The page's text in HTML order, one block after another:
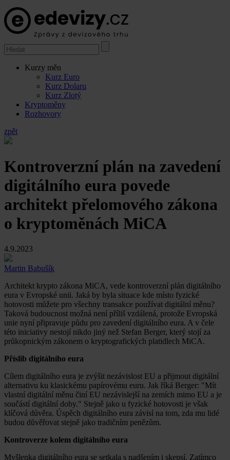
Kurzy měn
Kurz Euro
Kurz Dolaru
Kurz Zlotý
Kryptoměny
Rozhovory
zpět
Kontroverzní plán na zavedení
digitálního eura povede
architekt přelomového zákona
o kryptoměnách MiCA
4.9.2023
Martin Babušík
Architekt krypto zákona MiCA, vede kontroverzní plán digitálního
eura v Evropské unii. Jaká by byla situace kde místo fyzické
hotovosti můžete pro všechny transakce používat digitální měnu?
Taková budoucnost možná není příliš vzdálená, protože Evropská
unie nyní připravuje půdu pro zavedení digitálního eura. A v čele
této iniciativy nestojí nikdo jiný než Stefan Berger, který stojí za
průkopnickým zákonem o kryptografických platidlech MiCA.
Příslib digitálního eura
Cílem digitálního eura je zvýšit nezávislost EU a přijmout digitální
alternativu ku klasickému papírovému euru. Jak říká Berger: "Mít
vlastní digitální měnu činí EU nezávislejší na zemích mimo EU a je
součástí digitální doby." Stejně jako u fyzické hotovosti je však
klíčová důvěra. Úspěch digitálního eura závisí na tom, zda mu lidé
budou důvěřovat stejně jako tradičním penězům.
Kontroverze kolem digitálního eura
Myšlenka digitálního eura se setkala s nadšením i skepsí. Zatímco